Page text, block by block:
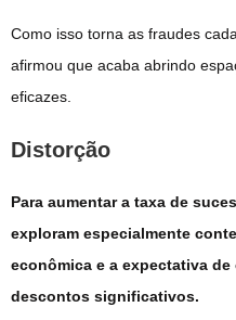
Como isso torna as fraudes
afirmou que acaba abrindo
eficazes.
Distorção
Para aumentar a taxa de
exploram especialmente
econômica e a expectativa
descontos significativos.